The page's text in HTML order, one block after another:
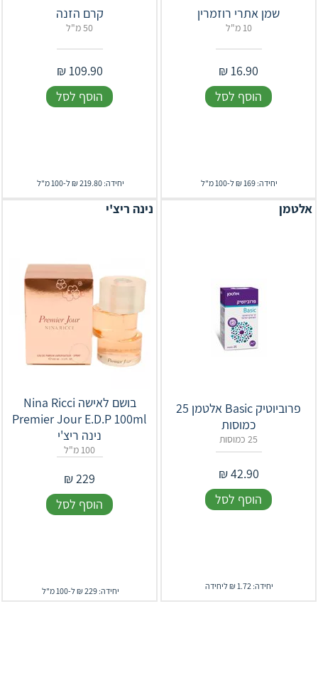
שמן אתרי רוזמרין
10 מ"ל
16.90
₪
הוסף לסל
יחידה: 169 ₪ ל-100 מ"ל
קרם הזנה
50 מ"ל
109.90
₪
הוסף לסל
יחידה: 219.80 ₪ ל-100 מ"ל
אלטמן
פרוביוטיק Basic אלטמן 25
כמוסות
25 כמוסות
42.90
₪
הוסף לסל
יחידה: 1.72 ₪ ליחידה
נינה ריצ'י
בושם לאישה Nina Ricci
Premier Jour E.D.P 100ml
נינה ריצ'י
100 מ"ל
229
₪
הוסף לסל
יחידה: 229 ₪ ל-100 מ"ל